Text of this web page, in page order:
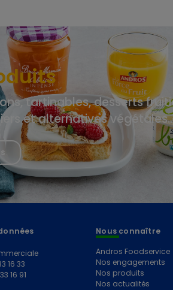
tartinables, desserts
et alternatives
16 33
16 91
Nous connaître
Andros Foodservice
Nos engagements
Nos produits
Nos actualités